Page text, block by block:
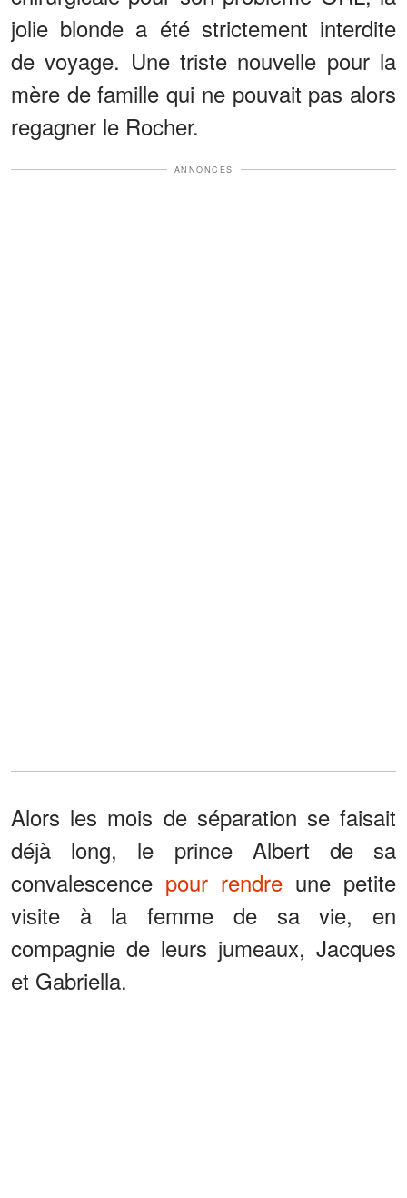
jolie blonde a été strictement interdite
de voyage. Une triste nouvelle pour la
mère de famille qui ne pouvait pas alors
regagner le Rocher.
ANNONCES
Alors les mois de séparation se faisait
déjà long, le prince Albert de sa
convalescence pour rendre une petite
visite à la femme de sa vie, en
compagnie de leurs jumeaux, Jacques
et Gabriella.